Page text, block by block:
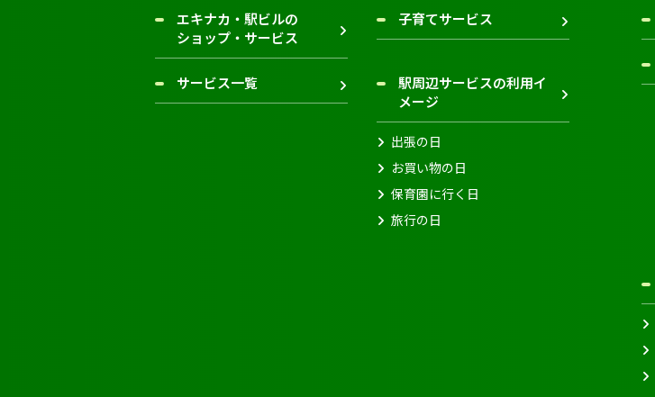
エキナカ・駅ビルの
ショップ・サービス
子育てサービス
サービス一覧
駅周辺サービスの利用イ
メージ
出張の日
お買い物の日
保育園に行く日
旅行の日